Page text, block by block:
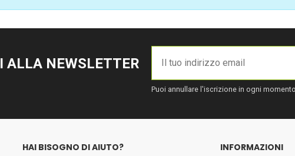
ALLA NEWSLETTER
Puoi annullare l'iscrizione in ogni
HAI BISOGNO DI AIUTO? INFORMAZIONI